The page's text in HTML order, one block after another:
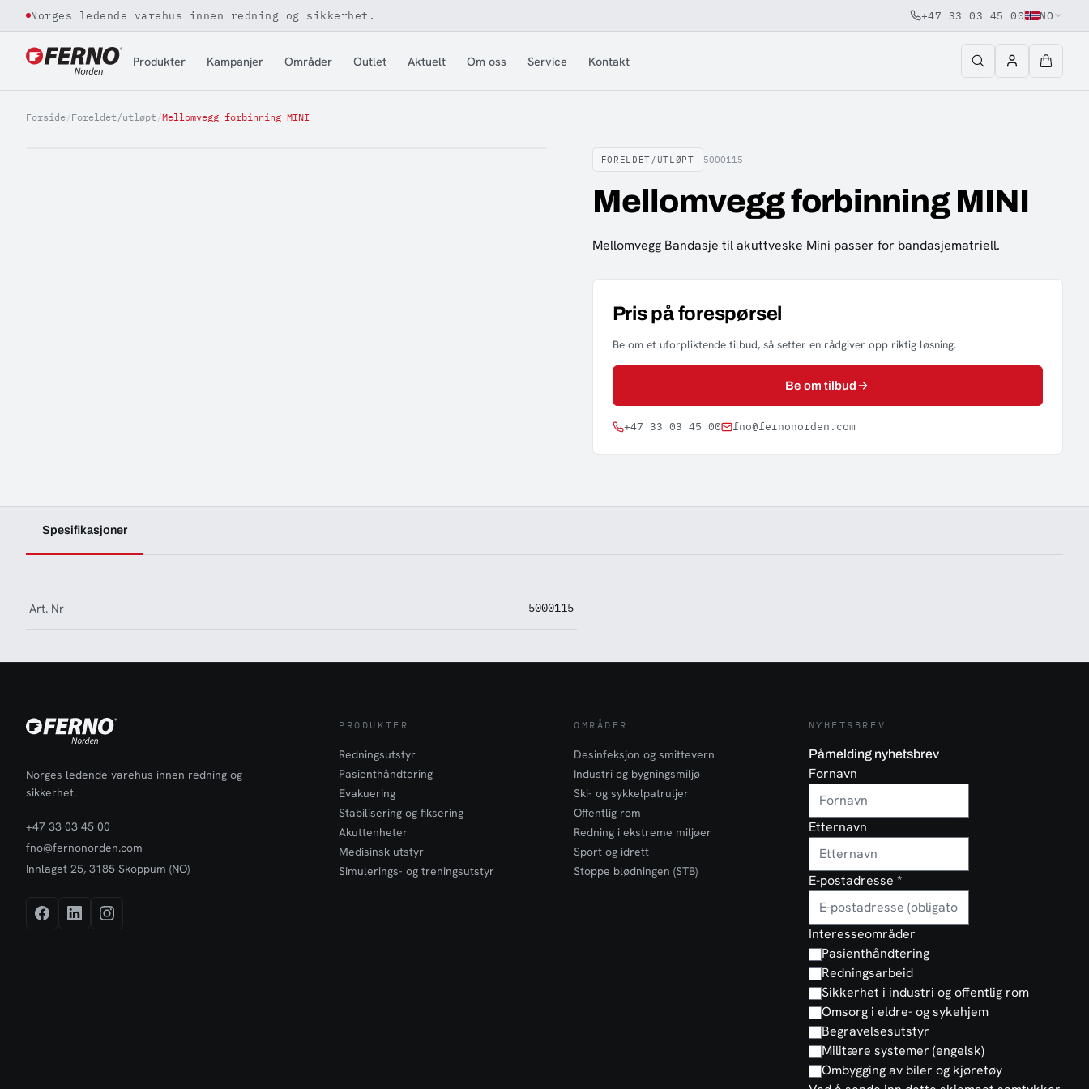
Jump to content
Norges ledende varehus innen redning og sikkerhet. +47 33 03 45 00 NO
Produkter Kampanjer Områder Outlet Aktuelt Om oss Service Kontakt
Forside/Foreldet/utløpt/Mellomvegg forbinning MINI
FORELDET/UTLØPT 5000115
Mellomvegg forbinning MINI
Mellomvegg Bandasje til akuttveske Mini passer for bandasjematriell.
Pris på forespørsel
Be om et uforpliktende tilbud, så setter en rådgiver opp riktig løsning.
Be om tilbud
+47 33 03 45 00 fno@fernonorden.com
Spesifikasjoner
Art. Nr 5000115
Norges ledende varehus innen redning og
sikkerhet.
+47 33 03 45 00
fno@fernonorden.com
Innlaget 25, 3185 Skoppum (NO)
PRODUKTER
Redningsutstyr
Pasienthåndtering
Evakuering
Stabilisering og fiksering
Akuttenheter
Medisinsk utstyr
Simulerings- og treningsutstyr
OMRÅDER
Desinfeksjon og smittevern
Industri og bygningsmiljø
Ski- og sykkelpatruljer
Offentlig rom
Redning i ekstreme miljøer
Sport og idrett
Stoppe blødningen (STB)
NYHETSBREV
Påmelding nyhetsbrev
Fornavn
Etternavn
E-postadresse *
Interesseområder
Pasienthåndtering
Redningsarbeid
Sikkerhet i industri og offentlig rom
Omsorg i eldre- og sykehjem
Begravelsesutstyr
Militære systemer (engelsk)
Ombygging av biler og kjøretøy